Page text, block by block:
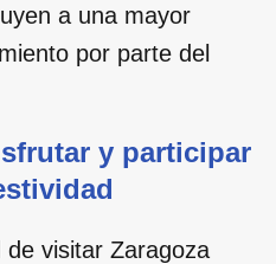
a una mayor
por parte del
y participar
de visitar Zaragoza